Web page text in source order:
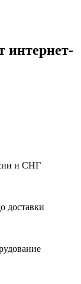
интернет-
и СНГ
доставки